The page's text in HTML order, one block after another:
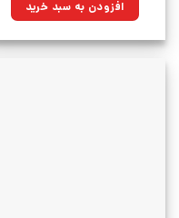
بود.
افزودن به سبد خرید